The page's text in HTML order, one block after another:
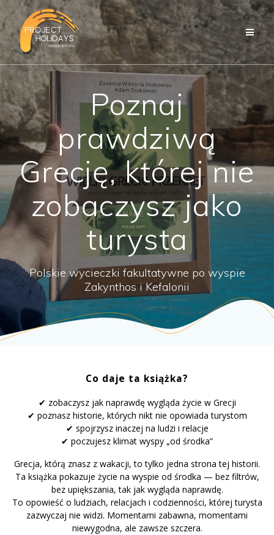
Przejdź
do
treści
Poznaj
prawdziwą
Grecję, której nie
zobaczysz jako
turysta
Polskie wycieczki fakultatywne po wyspie
Zakynthos i Kefalonii
Co daje ta książka?
✔ zobaczysz jak naprawdę wygląda życie w Grecji
✔ poznasz historie, których nikt nie opowiada turystom
✔ spojrzysz inaczej na ludzi i relacje
✔ poczujesz klimat wyspy „od środka”
Grecja, którą znasz z wakacji, to tylko jedna strona tej historii.
Ta książka pokazuje życie na wyspie od środka — bez filtrów,
bez upiększania, tak jak wygląda naprawdę.
To opowieść o ludziach, relacjach i codzienności, której turysta
zazwyczaj nie widzi. Momentami zabawna, momentami
niewygodna, ale zawsze szczera.